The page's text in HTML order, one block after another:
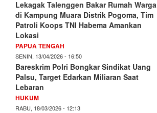
Lekagak Talenggen Bakar Rumah Warga
di Kampung Muara Distrik Pogoma, Tim
Patroli Koops TNI Habema Amankan
Lokasi
PAPUA TENGAH
SENIN, 13/04/2026 - 16:50
Bareskrim Polri Bongkar Sindikat Uang
Palsu, Target Edarkan Miliaran Saat
Lebaran
HUKUM
RABU, 18/03/2026 - 12:13